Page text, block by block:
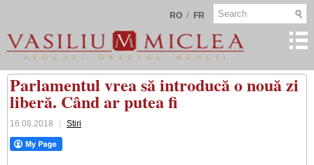
RO / FR
Parlamentul vrea să introducă o nouă zi
liberă. Când ar putea fi
16.08.2018 Stiri